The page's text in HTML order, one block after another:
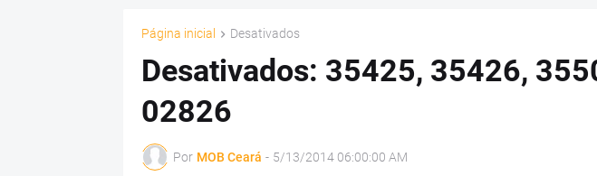
Página inicial Desativados
Desativados: 35425, 35426,
02826
Por MOB Ceará - 5/13/2014 06:00:00 AM